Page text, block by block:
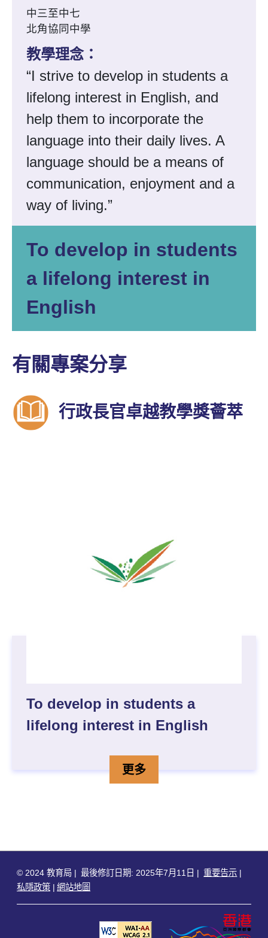
中三至中七
北角協同中學
教學理念：
“I strive to develop in students a
lifelong interest in English, and
help them to incorporate the
language into their daily lives. A
language should be a means of
communication, enjoyment and a
way of living.”
To develop in students
a lifelong interest in
English
有關專案分享
行政長官卓越教學獎薈萃
To develop in students a
lifelong interest in English
TO DEVELOP IN
更多詳情
© 2024 教育局 最後修訂日期: 2025年7月11日
重要告示
私隱政策
網站地圖